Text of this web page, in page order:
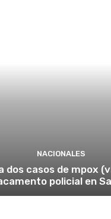
NACIONALES
dos casos de mpox
policial en